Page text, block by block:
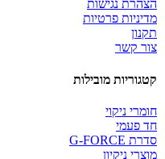
הצהרת נגישות
מדיניות פרטיות
תקנון
צור קשר
קטגוריות מובילות
חומרי ניקוי
חד פעמי
סדרת G-FORCE
מוצרי ניקיון